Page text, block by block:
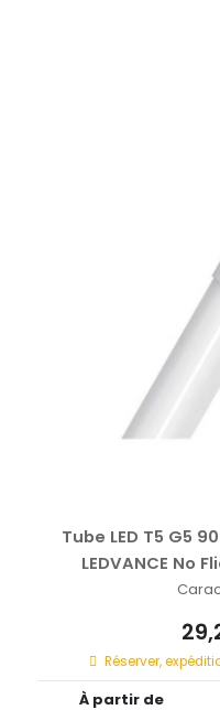
Tube LED T5 G5
LEDVANCE No
Réserver,
À partir de